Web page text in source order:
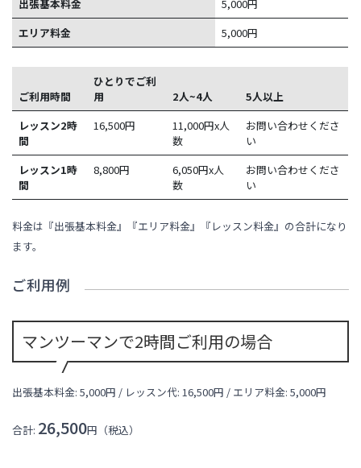
出張基本料金
5,000円
エリア料金
5,000円
ご利用時間
ひとりでご利
用
2人~4人
5人以上
レッスン2時
間
16,500円
11,000円x人
数
お問い合わせくださ
い
レッスン1時
間
8,800円
6,050円x人
数
お問い合わせくださ
い
料金は『出張基本料金』『エリア料金』『レッスン料金』の合計になり
ます。
ご利用例
マンツーマンで2時間ご利用の場合
出張基本料金: 5,000円 / レッスン代: 16,500円 / エリア料金:5,000円
合計: 26,500円（税込）